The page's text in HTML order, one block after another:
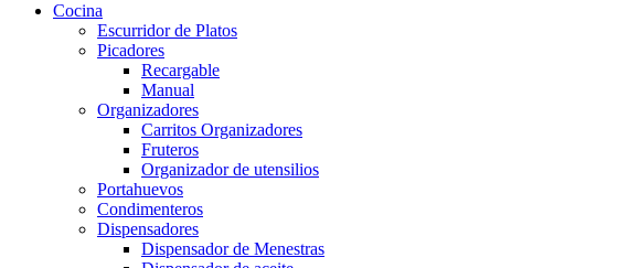
Cocina
Escurridor de Platos
Picadores
Recargable
Manual
Organizadores
Carritos Organizadores
Fruteros
Organizador de utensilios
Portahuevos
Condimenteros
Dispensadores
Dispensador de Menestras